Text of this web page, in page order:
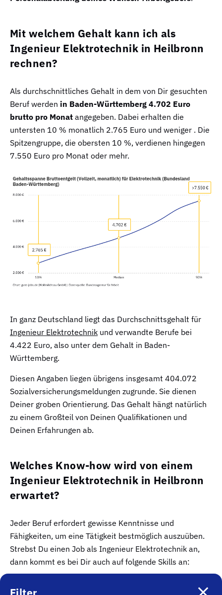
Mit welchem Gehalt kann ich als
Ingenieur Elektrotechnik in Heilbronn
rechnen?
Als durchschnittliches Gehalt in dem von Dir gesuchten
Beruf werden in Baden-Württemberg 4.702 Euro
brutto pro Monat angegeben. Dabei erhalten die
untersten 10 % monatlich 2.765 Euro und weniger . Die
Spitzengruppe, die obersten 10 %, verdienen hingegen
7.550 Euro pro Monat oder mehr.
In ganz Deutschland liegt das Durchschnittsgehalt für
Ingenieur Elektrotechnik und verwandte Berufe bei
4.422 Euro, also unter dem Gehalt in Baden-
Württemberg.
Diesen Angaben liegen übrigens insgesamt 404.072
Sozialversicherungsmeldungen zugrunde. Sie dienen
Deiner groben Orientierung. Das Gehalt hängt natürlich
zu einem Großteil von Deinen Qualifikationen und
Deinen Erfahrungen ab.
Welches Know-how wird von einem
Ingenieur Elektrotechnik in Heilbronn
erwartet?
Jeder Beruf erfordert gewisse Kenntnisse und
Fähigkeiten, um eine Tätigkeit bestmöglich auszuüben.
Strebst Du einen Job als Ingenieur Elektrotechnik an,
dann kommt es bei Dir auch auf folgende Skills an:
integriertes Design